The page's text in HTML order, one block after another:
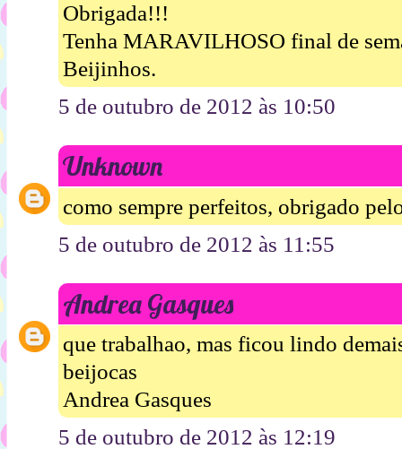
Obrigada!!!
Tenha MARAVILHOSO final de
Beijinhos.
5 de outubro de 2012 às 10:50
Unknown
como sempre perfeitos, obrigado
5 de outubro de 2012 às 11:55
Andrea Gasques
que trabalhao, mas ficou lindo
beijocas
Andrea Gasques
5 de outubro de 2012 às 12:19